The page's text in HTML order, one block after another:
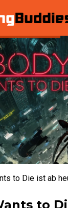
to Die ist ab
to